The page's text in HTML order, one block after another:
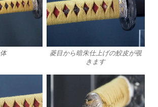
菱目から暗朱仕上げの鮫皮が覗
きます